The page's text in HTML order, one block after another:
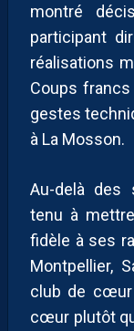
montré
participant
réalisations
Coups
gestes
à La Mosson.
Au-delà des
tenu à
fidèle à ses
Montpellier,
club de cœur
cœur plutôt